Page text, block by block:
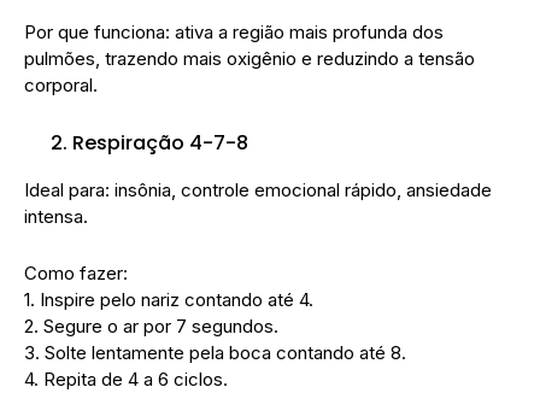
Por que funciona: ativa a região mais profunda dos
pulmões, trazendo mais oxigênio e reduzindo a tensão
corporal.
Respiração 4-7-8
Ideal para: insônia, controle emocional rápido, ansiedade
intensa.
Como fazer:
1. Inspire pelo nariz contando até 4.
2. Segure o ar por 7 segundos.
3. Solte lentamente pela boca contando até 8.
4. Repita de 4 a 6 ciclos.